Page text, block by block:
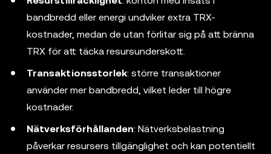
bandbredd eller energi undviker extra TRX-
kostnader, medan de utan förlitar sig på att bränna
TRX för att täcka resursunderskott.
Transaktionsstorlek: större transaktioner
använder mer bandbredd, vilket leder till högre
kostnader.
Nätverksförhållanden: Nätverksbelastning
påverkar resursers tillgänglighet och kan potentiellt